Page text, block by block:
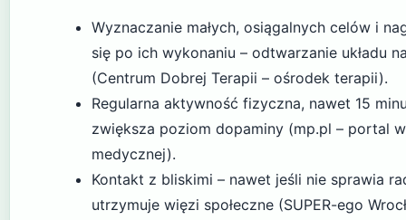
Wyznaczanie małych, osiągalnych celów i
się po ich wykonaniu – odtwarzanie układu
(Centrum Dobrej Terapii – ośrodek terapii).
Regularna aktywność fizyczna, nawet 15
zwiększa poziom dopaminy (mp.pl – portal
medycznej).
Kontakt z bliskimi – nawet jeśli nie sprawia
utrzymuje więzi społeczne (SUPER-ego